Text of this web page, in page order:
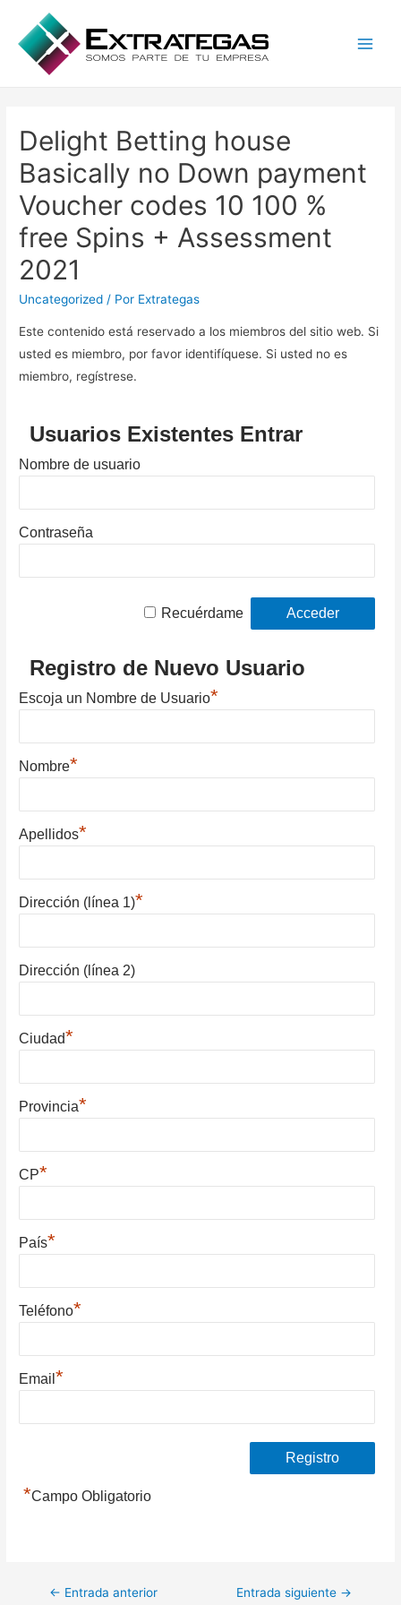
Delight Betting house
Basically no Down payment
Voucher codes 10 100 %
free Spins + Assessment
2021
Uncategorized / Por Extrategas
Este contenido está reservado a los miembros del sitio web. Si
usted es miembro, por favor identifíquese. Si usted no es
miembro, regístrese.
Usuarios Existentes Entrar
Nombre de usuario
Contraseña
Recuérdame
Registro de Nuevo Usuario
Escoja un Nombre de Usuario*
Nombre*
Apellidos*
Dirección (línea 1)*
Dirección (línea 2)
Ciudad*
Provincia*
CP*
País*
Teléfono*
Email*
*Campo Obligatorio
Navegación
← Entrada anterior Entrada siguiente →